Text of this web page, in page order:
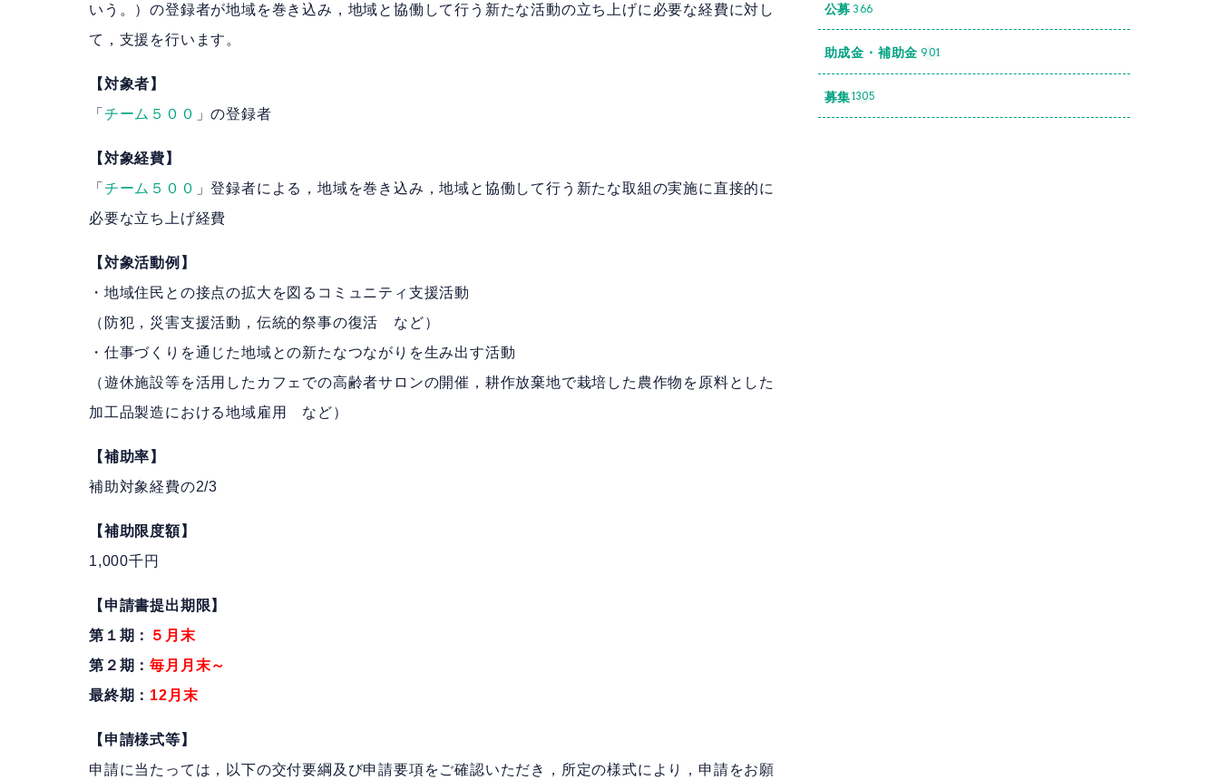
いう。）の登録者が地域を巻き込み，地域と協働して行う新たな活動の立ち上げに必要な経費に対し
て，支援を行います。
【対象者】
「 チーム５００ 」の登録者
【対象経費】
「 チーム５００ 」登録者による，地域を巻き込み，地域と協働して行う新たな取組の実施に直接的に
必要な立ち上げ経費
【対象活動例】
・地域住民との接点の拡大を図るコミュニティ支援活動
（防犯，災害支援活動，伝統的祭事の復活 など）
・仕事づくりを通じた地域との新たなつながりを生み出す活動
（遊休施設等を活用したカフェでの高齢者サロンの開催，耕作放棄地で栽培した農作物を原料とした
加工品製造における地域雇用 など）
【補助率】
補助対象経費の2/3
【補助限度額】
1,000千円
【申請書提出期限】
第１期：
５月末
第２期：毎月月末～
最終期： 12月末
【申請様式等】
申請に当たっては，以下の交付要綱及び申請要項をご確認いただき，所定の様式により，申請をお願
公募 366
助成金・補助金 901
募集1305